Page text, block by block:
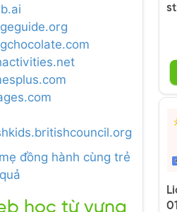
đồng hành cùng trẻ
học từ vựng